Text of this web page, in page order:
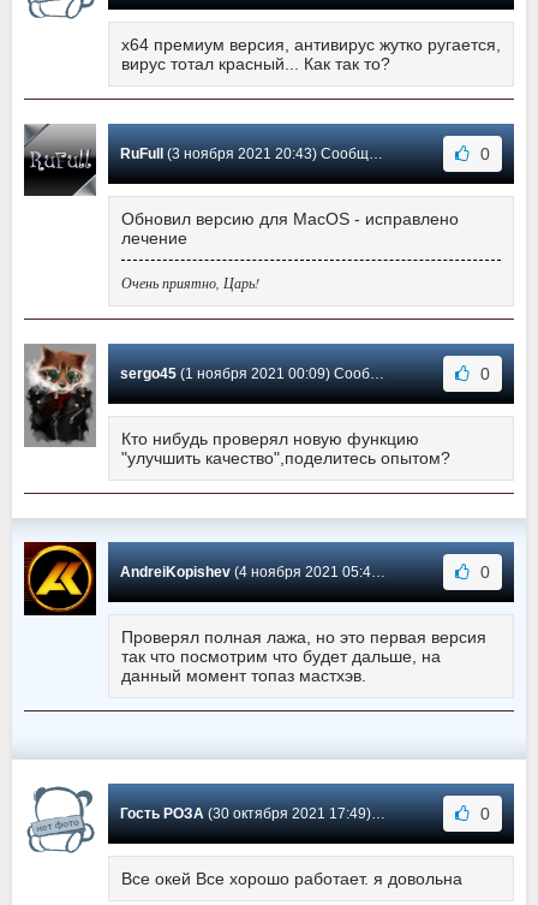
x64 премиум версия, антивирус жутко ругается,
вирус тотал красный... Как так то?
RuFull (3 ноября 2021 20:43) Сообщение #529 0
Обновил версию для MacOS - исправлено
лечение
Очень приятно, Царь!
sergo45(1 ноября 2021 00:09) Сообщение #528 0
Кто нибудь проверял новую функцию
"улучшить качество",поделитесь опытом?
AndreiKopishev(4 ноября 2021 05:43) Сообщение #527 0
Проверял полная лажа, но это первая версия
так что посмотрим что будет дальше, на
данный момент топаз мастхэв.
Гость РОЗА(30 октября 2021 17:49) Сообщение #526 0
Все окей Все хорошо работает. я довольна